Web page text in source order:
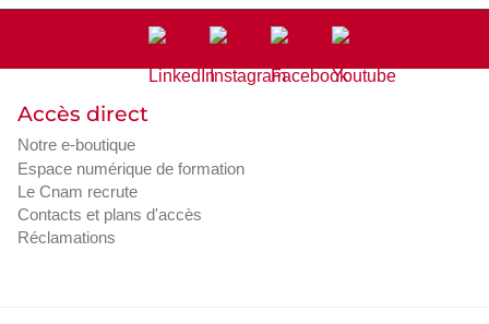
Accès direct
Notre e-boutique
Espace numérique de formation
Le Cnam recrute
Contacts et plans d'accès
Réclamations